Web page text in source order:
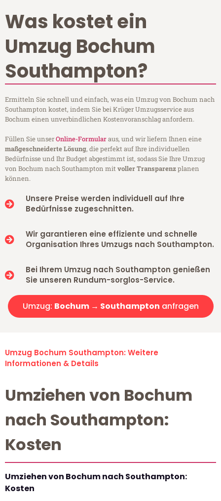
Was kostet ein
Umzug Bochum
Southampton?
Ermitteln Sie schnell und einfach, was ein Umzug von Bochum nach
Southampton kostet, indem Sie bei Krüger Umzugsservice aus
Bochum einen unverbindlichen Kostenvoranschlag anfordern.
Füllen Sie unserOnline-Formularaus, und wir liefern Ihnen eine
maßgeschneiderte Lösung, die perfekt auf Ihre individuellen
Bedürfnisse und Ihr Budget abgestimmt ist, sodass Sie Ihre Umzug
von Bochum nach Southampton mitvoller Transparenzplanen
können.
Unsere Preise werden individuell auf Ihre
Bedürfnisse zugeschnitten.
Wir garantieren eine effiziente und schnelle
Organisation Ihres Umzugs nach Southampton.
Bei Ihrem Umzug nach Southampton genießen
Sie unseren Rundum-sorglos-Service.
Umzug: Bochum → Southampton anfragen
Umzug Bochum Southampton: Weitere
Informationen & Details
Umziehen von Bochum
nach Southampton:
Kosten
Umziehen von Bochum nach Southampton:
Kosten